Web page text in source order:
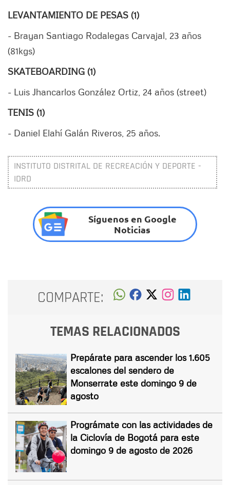
LEVANTAMIENTO DE PESAS (1)
- Brayan Santiago Rodalegas Carvajal, 23 años
(81kgs)
SKATEBOARDING (1)
- Luis Jhancarlos González Ortiz, 24 años (street)
TENIS (1)
- Daniel Elahí Galán Riveros, 25 años.
INSTITUTO DISTRITAL DE RECREACIÓN Y DEPORTE -
IDRD
Síguenos en Google
Noticias
COMPARTE:
TEMAS RELACIONADOS
Prepárate para ascender los 1.605
escalones del sendero de
Monserrate este domingo 9 de
agosto
Prográmate con las actividades de
la Ciclovía de Bogotá para este
domingo 9 de agosto de 2026